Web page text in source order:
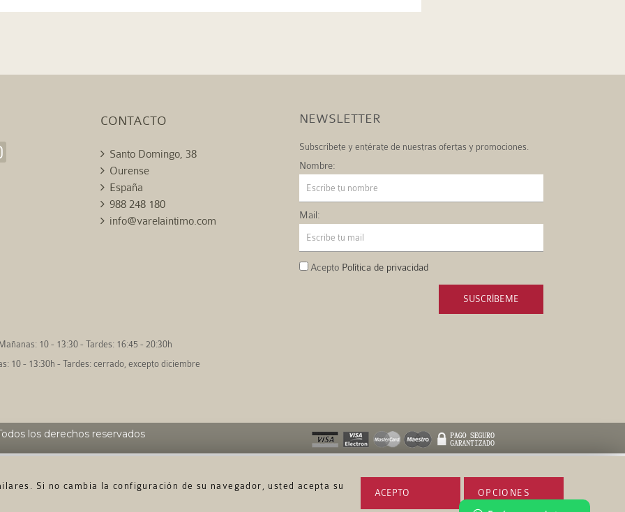
Si no cambia la configuración de su navegador, usted acepta su
ACEPTO OPCIONES
CONTACTO
Santo Domingo, 38
Ourense
España
988 248 180
info@varelaintimo.com
NEWSLETTER
Subscríbete y entérate de nuestras ofertas y promociones.
Nombre:
Mail:
Acepto Política de privacidad
SUSCRÍBEME
10 - 13:30 - Tardes: 16:45 - 20:30h
10 - 13:30h - Tardes: cerrado, excepto diciembre
los derechos reservados